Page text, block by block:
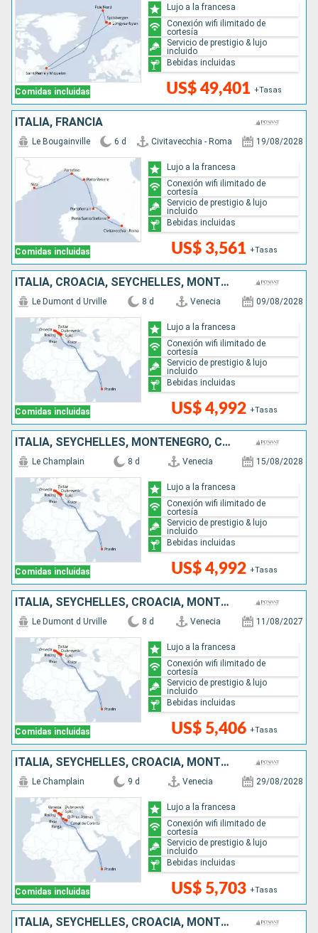
Comidas incluidas US$ 49,401 +Tasas
Lujo a la francesa
Conexión wifi ilimitado de
cortesía
Servicio de prestigio & lujo
incluido
Bebidas incluidas
ITALIA, FRANCIA
Comidas incluidas
Le Bougainville 6 d Civitavecchia - Roma 19/08/2028
US$ 3,561 +Tasas
Lujo a la francesa
Conexión wifi ilimitado de
cortesía
Servicio de prestigio & lujo
incluido
Bebidas incluidas
ITALIA, CROACIA, SEYCHELLES, MONTENEGRO
Comidas incluidas
Le Dumont d Urville 8 d Venecia 09/08/2028
US$ 4,992 +Tasas
Lujo a la francesa
Conexión wifi ilimitado de
cortesía
Servicio de prestigio & lujo
incluido
Bebidas incluidas
ITALIA, SEYCHELLES, MONTENEGRO, CROACIA
Comidas incluidas
Le Champlain 8 d Venecia 15/08/2028
US$ 4,992 +Tasas
Lujo a la francesa
Conexión wifi ilimitado de
cortesía
Servicio de prestigio & lujo
incluido
Bebidas incluidas
ITALIA, SEYCHELLES, CROACIA, MONTENEGRO
Comidas incluidas
Le Dumont d Urville 8 d Venecia 11/08/2027
US$ 5,406 +Tasas
Lujo a la francesa
Conexión wifi ilimitado de
cortesía
Servicio de prestigio & lujo
incluido
Bebidas incluidas
ITALIA, SEYCHELLES, CROACIA, MONTENEGRO, GRECIA
Comidas incluidas
Le Champlain 9 d Venecia 29/08/2028
US$ 5,703 +Tasas
Lujo a la francesa
Conexión wifi ilimitado de
cortesía
Servicio de prestigio & lujo
incluido
Bebidas incluidas
ITALIA, SEYCHELLES, CROACIA, MONTENEGRO